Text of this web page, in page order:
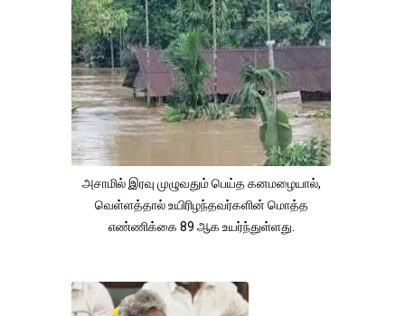
அசாமில் இரவு முழுவதும் பெய்த கனமழையால்,
வெள்ளத்தால் உயிரிழந்தவர்களின் மொத்த
எண்ணிக்கை 89 ஆக உயர்ந்துள்ளது.